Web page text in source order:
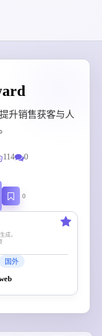
升销售获客与人
114 0
0
成，
国外